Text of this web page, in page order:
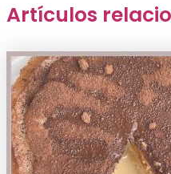
Artículos